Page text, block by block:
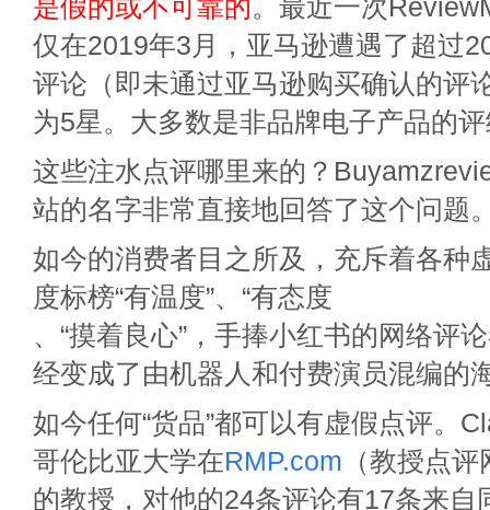
是假的或不可靠的。最近一次
仅在2019年3月，亚马逊遭遇了超过
评论（即未通过亚马逊购买确认的评
为5星。大多数是非品牌电子产品的
这些注水点评哪里来的？
站的名字非常直接地回答了这个问题
如今的消费者目之所及，充斥着各种
度标榜“有温度”、“有态度
、“摸着良心”，手捧小红书的网络评
经变成了由机器人和付费演员混编的
如今任何“货品”都可以有虚假点评。
哥伦比亚大学在RMP.com （教授点
的教授，对他的24条评论有17条来自